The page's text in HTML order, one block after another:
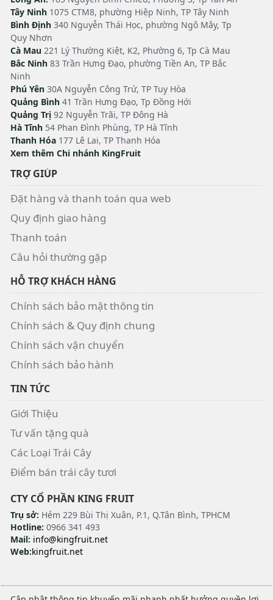
Tây Ninh 1075 CTM8, phường Hiệp Ninh, TP Tây Ninh
Bình Định 340 Nguyễn Thái Học, phường Ngô Mây, Tp
Quy Nhơn
Cà Mau 221 Lý Thường Kiệt, K2, Phường 6, Tp Cà Mau
Bắc Ninh 83 Trần Hưng Đạo, phường Tiền An, TP Bắc
Ninh
Phú Yên 30A Nguyễn Công Trứ, TP Tuy Hòa
Quảng Bình 41 Trần Hưng Đạo, Tp Đồng Hới
Quảng Trị 92 Nguyễn Trãi, TP Đông Hà
Hà Tĩnh 54 Phan Đình Phùng, TP Hà Tĩnh
Thanh Hóa 177 Lê Lai, TP Thanh Hóa
Xem thêm Chi nhánh KingFruit
TRỢ GIÚP
Đặt hàng và thanh toán qua web
Quy định giao hàng
Thanh toán
Câu hỏi thường gặp
HỖ TRỢ KHÁCH HÀNG
Chính sách bảo mật thông tin
Chính sách & Quy định chung
Chính sách vận chuyển
Chính sách bảo hành
TIN TỨC
Giới Thiệu
Tư vấn tặng quà
Các Loại Trái Cây
Điểm bán trái cây tươi
CTY CỔ PHẦN KING FRUIT
Trụ sở: Hẻm 229 Bùi Thị Xuân, P.1, Q.Tân Bình, TPHCM
Hotline: 0966 341 493
Mail: info@kingfruit.net
Web:kingfruit.net